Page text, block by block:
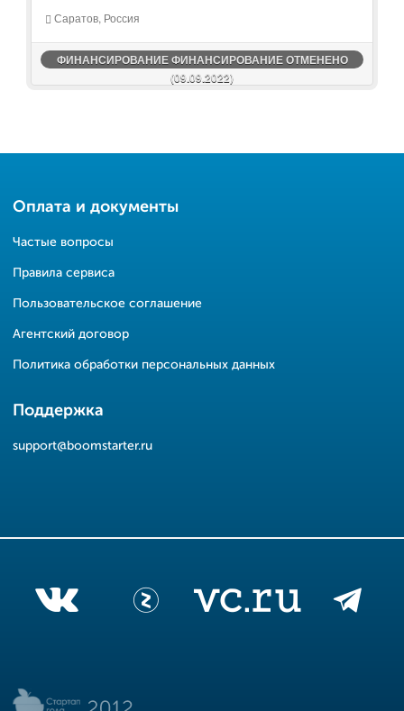
Саратов, Россия
ФИНАНСИРОВАНИЕ ФИНАНСИРОВАНИЕ ОТМЕНЕНО
(09.09.2022)
Оплата и документы
Частые вопросы
Правила сервиса
Пользовательское соглашение
Агентский договор
Политика обработки персональных данных
Поддержка
support@boomstarter.ru